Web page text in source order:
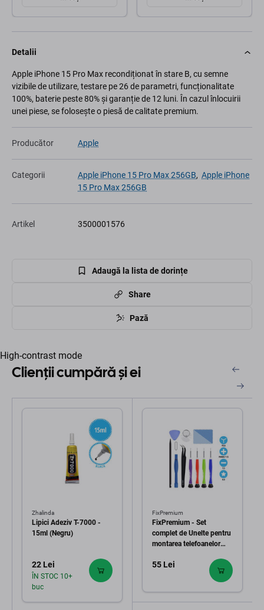
Detalii
Apple iPhone 15 Pro Max recondiționat în stare B, cu semne
vizibile de utilizare, testare pe 26 de parametri, funcționalitate
100%, baterie peste 80% și garanție de 12 luni. În cazul înlocuirii
unei piese, se folosește o piesă de calitate premium.
Producător Apple
Categorii Apple iPhone 15 Pro Max 256GB, Apple iPhone
15 Pro Max 256GB
Artikel 3500001576
Adaugă la lista de dorințe
Share
Pază
High-contrast mode
Clienții cumpără și ei
Zhalinda
Lipici Adeziv T-7000 -
15ml (Negru)
22 Lei
ÎN STOC 10+
buc
FixPremium
FixPremium - Set
complet de Unelte pentru
montarea telefoanelor
55 Lei